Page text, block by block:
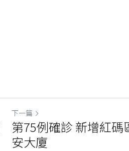
下一篇
第75例確診 新增紅碼
安大廈